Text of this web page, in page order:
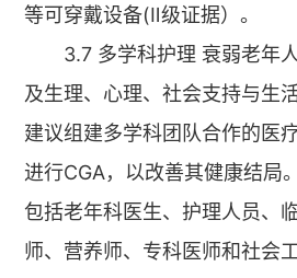
等可穿戴设备(Ⅱ级证据）。
3.7 多学科护理 衰弱老年
及生理、心理、社会支持与生
建议组建多学科团队合作的医
进行CGA，以改善其健康结局
包括老年科医生、护理人员、
师、营养师、专科医师和社会